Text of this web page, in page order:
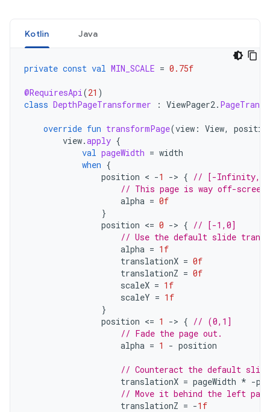
Kotlin Java
private const val MIN_SCALE = 0.75f
@RequiresApi(21 )
class DepthPageTransformer : ViewPager2.
override fun transformPage(view : View,
view.apply {
val pageWidth = width
when {
position < -1 -> { // [-Infinity,-
// This page is way off-
alpha = 0f
}
position <= 0 -> { // [-1,0]
// Use the default slide
alpha = 1f
translationX = 0f
translationZ = 0f
scaleX = 1f
scaleY = 1f
}
position <= 1 -> { // (0,1]
// Fade the page out.
alpha = 1 - position
// Counteract the default
translationX = pageWidth * -
// Move it behind the left
translationZ = -1f